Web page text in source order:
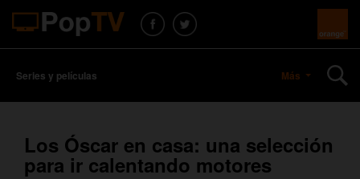
Series y películas Más
Los Óscar en casa: una selección
para ir calentando motores